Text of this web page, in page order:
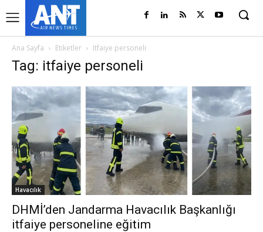
Ana Sayfa Etiketler Itfaiye personeli
Tag: itfaiye personeli
Havacılık
DHMİ’den Jandarma Havacılık Başkanlığı
itfaiye personeline eğitim